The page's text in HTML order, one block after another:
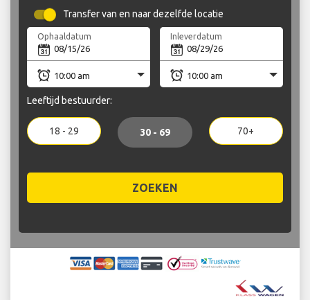
Transfer van en naar dezelfde locatie
Ophaaldatum Inleverdatum
Leeftijd bestuurder:
18 - 29 30 - 69 70+
ZOEKEN